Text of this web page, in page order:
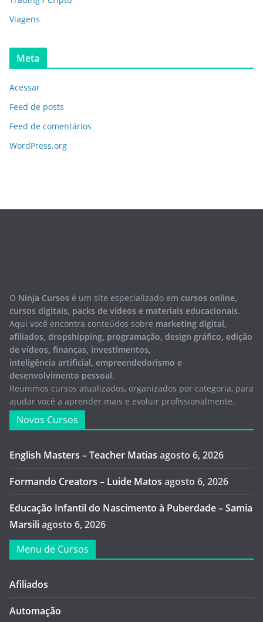
Viagens
Meta
Acessar
Feed de posts
Feed de comentários
WordPress.org
O Ninja Cursos é um site especializado em cursos online,
cursos digitais, packs de vídeos e materiais educacionais.
Aqui você encontra conteúdos sobre marketing digital,
afiliados, dropshipping, programação, design gráfico, edição
de vídeos, finanças, investimentos,
inteligência artificial, empreendedorismo e
desenvolvimento pessoal.
Reunimos cursos atualizados, organizados por categoria, para
ajudar você a aprender mais e evoluir profissionalmente.
Novos Cursos
English Masters – Teacher Matias agosto 6, 2026
Formando Creators – Luide Matos agosto 6, 2026
Educação Infantil do Nascimento à Puberdade – Samia
Marsiliagosto 6, 2026
Menu de Cursos
Afiliados
Automação